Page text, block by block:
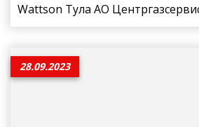
Wattson Тула АО
28.09.2023